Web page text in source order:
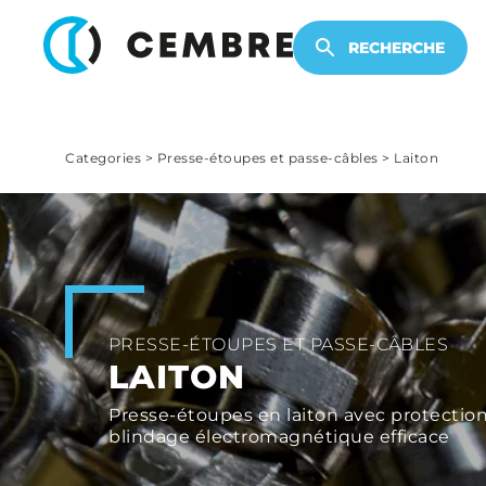
RECHERCHE
PRODUITS ÉLECTRONIQUES
Categories > Presse-étoupes et passe-câbles > Laiton
PRESSE-ÉTOUPES ET PASSE-CÂBLES
LAITON
Presse-étoupes en laiton avec
blindage électromagnétique efficace